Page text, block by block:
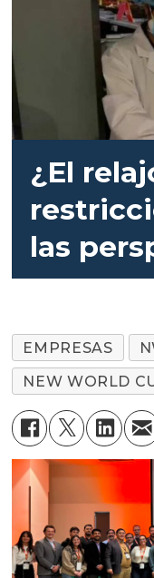
¿El
las
salmón
EMPRESAS
NEW WORLD